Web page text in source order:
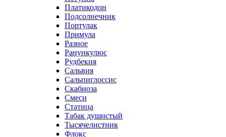
Платикодон
Подсолнечник
Портулак
Примула
Разное
Ранункулюс
Рудбекия
Сальвия
Сальпиглоссис
Скабиоза
Смеси
Статица
Табак душистый
Тысячелистник
Флокс